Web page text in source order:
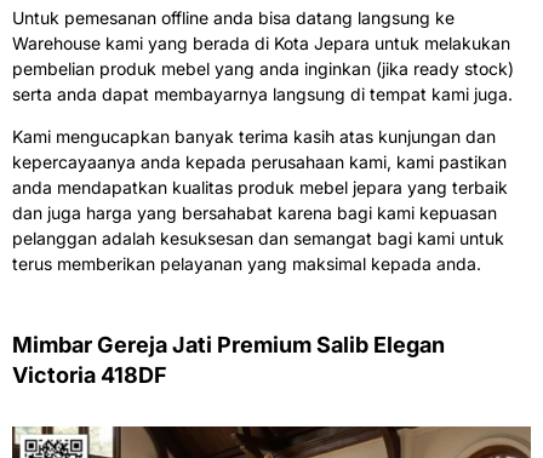
Untuk pemesanan offline anda bisa datang langsung ke
Warehouse kami yang berada di Kota Jepara untuk melakukan
pembelian produk mebel yang anda inginkan (jika ready stock)
serta anda dapat membayarnya langsung di tempat kami juga.
Kami mengucapkan banyak terima kasih atas kunjungan dan
kepercayaanya anda kepada perusahaan kami, kami pastikan
anda mendapatkan kualitas produk mebel jepara yang terbaik
dan juga harga yang bersahabat karena bagi kami kepuasan
pelanggan adalah kesuksesan dan semangat bagi kami untuk
terus memberikan pelayanan yang maksimal kepada anda.
Mimbar Gereja Jati Premium Salib Elegan
Victoria 418DF